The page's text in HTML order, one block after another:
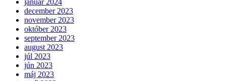
december 2023
november 2023
október 2023
september 2023
august 2023
júl 2023
jún 2023
máj 2023